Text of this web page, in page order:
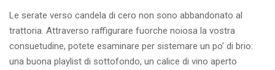
Le serate verso candela di cero non sono abbandonato al
trattoria. Attraverso raffigurare fuorche noiosa la vostra
consuetudine, potete esaminare per sistemare un po’ di brio:
una buona playlist di sottofondo, un calice di vino aperto